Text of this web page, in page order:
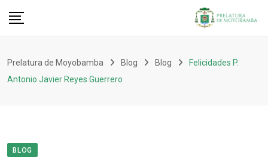
Prelatura de Moyobamba Blog Blog
Felicidades P.
Antonio Javier Reyes Guerrero
BLOG